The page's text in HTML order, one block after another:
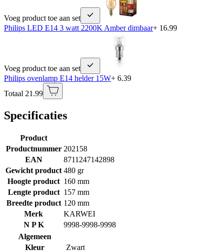
Voeg product toe aan set
Philips LED E14 3 watt 2200K Amber dimbaar+ 16.99
Voeg product toe aan set
Philips ovenlamp E14 helder 15W+ 6.39
Totaal 21.99
Specificaties
Product
Productnummer 202158
EAN
8711247142898
Gewicht product 480 gr
Hoogte product 160 mm
Lengte product 157 mm
Breedte product 120 mm
Merk
KARWEI
N P K
9998-9998-9998
Algemeen
Kleur
Zwart